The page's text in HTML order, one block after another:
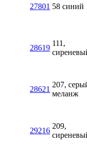
27801 58 синий
28619
111,
28621
207,
меланж
29216
209,